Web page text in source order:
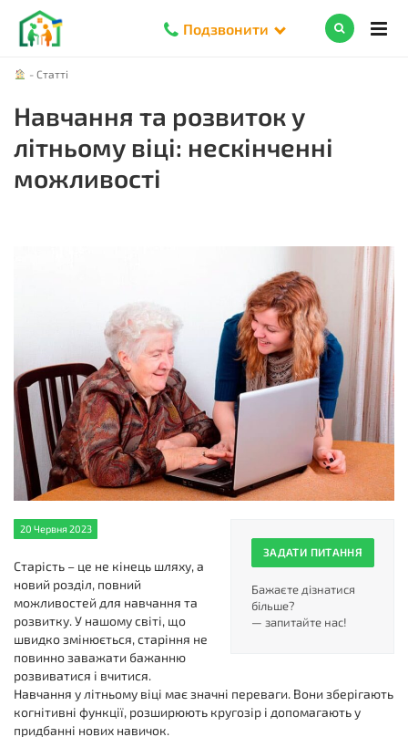
Подзвонити
- Статті
Навчання та розвиток у
літньому віці: нескінченні
можливості
ЗАДАТИ ПИТАННЯ
Бажаєте дізнатися
більше?
— запитайте нас!
20 Червня 2023
Старість – це не кінець шляху, а
новий розділ, повний
можливостей для навчання та
розвитку. У нашому світі, що
швидко змінюється, старіння не
повинно заважати бажанню
розвиватися і вчитися.
Навчання у літньому віці має значні переваги. Вони зберігають
когнітивні функції, розширюють кругозір і допомагають у
придбанні нових навичок.